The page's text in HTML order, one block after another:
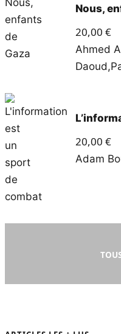
Nous,
20,00 €
Ahmed
Daoud,
20,00 €
Adam